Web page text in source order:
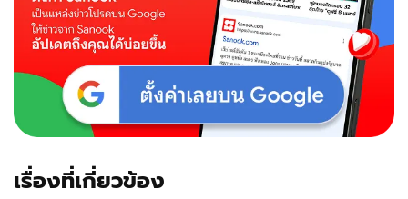
เรื่องที่เกี่ยวข้อง